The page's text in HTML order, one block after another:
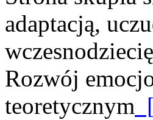
adaptacją,
Rozwój
teoretycznym